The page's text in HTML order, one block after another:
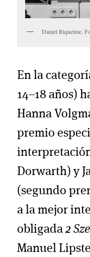
Daniel Riquelme.
En la
14–18 años)
Hanna
premio
Dorwarth) y
(segundo
a la mejor
obligada2
Manuel